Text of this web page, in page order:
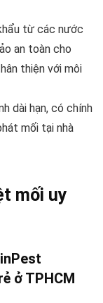
từ các nước
an toàn cho
thiện với môi
dài hạn, có chính
mối tại nhà
mối uy
ở TPHCM